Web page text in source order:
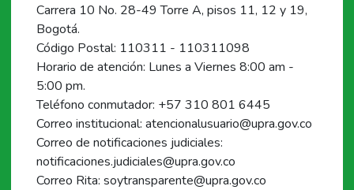
Carrera 10 No. 28-49 Torre A, pisos 11, 12 y 19,
Bogotá.
Código Postal: 110311 - 110311098
Horario de atención: Lunes a Viernes 8:00 am -
5:00 pm.
Teléfono conmutador: +57 310 801 6445
Correo institucional: atencionalusuario@upra.gov.co
Correo de notificaciones judiciales:
notificaciones.judiciales@upra.gov.co
Correo Rita: soytransparente@upra.gov.co